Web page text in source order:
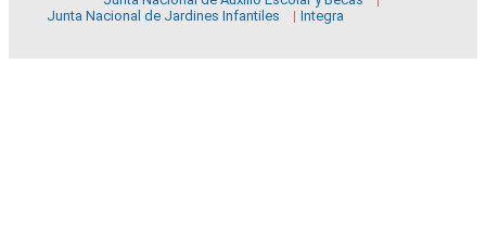
Junta Nacional de Jardines Infantiles
Integra